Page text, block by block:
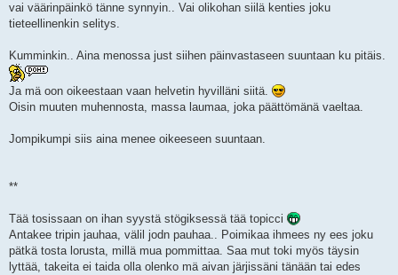
vai väärinpäinkö tänne synnyin.. Vai olikohan siilä kenties joku
tieteellinenkin selitys.
Kumminkin.. Aina menossa just siihen päinvastaseen suuntaan ku pitäis.
Ja mä oon oikeestaan vaan helvetin hyvilläni siitä.
Oisin muuten muhennosta, massa laumaa, joka päättömänä vaeltaa.
Jompikumpi siis aina menee oikeeseen suuntaan.
**
Tää tosissaan on ihan syystä stögiksessä tää topicci
Antakee tripin jauhaa, välil jodn pauhaa.. Poimikaa ihmees ny ees joku
pätkä tosta lorusta, millä mua pommittaa. Saa mut toki myös täysin
lyttää, takeita ei taida olla olenko mä aivan järjissäni tänään tai edes